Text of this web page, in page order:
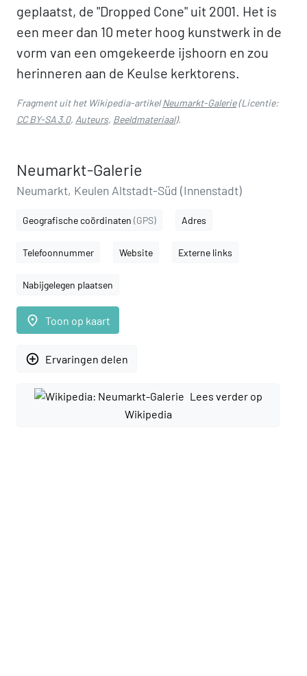
geplaatst, de "Dropped Cone" uit 2001. Het is
een meer dan 10 meter hoog kunstwerk in de
vorm van een omgekeerde ijshoorn en zou
herinneren aan de Keulse kerktorens.
Fragment uit het Wikipedia-artikelNeumarkt-Galerie(Licentie:
CC BY-SA 3.0, Auteurs, Beeldmateriaal).
Neumarkt-Galerie
Neumarkt, Keulen Altstadt-Süd (Innenstadt)
Geografische coördinaten (GPS) Adres
Telefoonnummer Website Externe links
Nabijgelegen plaatsen
place Toon op kaart
add_circle_outline Ervaringen delen
Lees verder op
Wikipedia